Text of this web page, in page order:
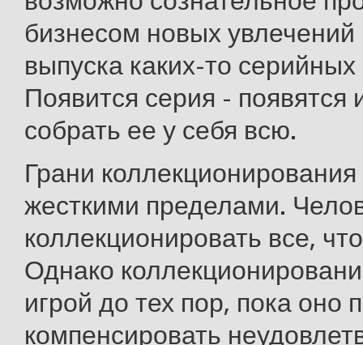
бизнесом новых
выпуска каких-то
Появится серия -
собрать ее у себя всю.
Грани
жесткими пределами.
коллекционировать все,
Однако
игрой до тех пор, пока оно
компенсировать